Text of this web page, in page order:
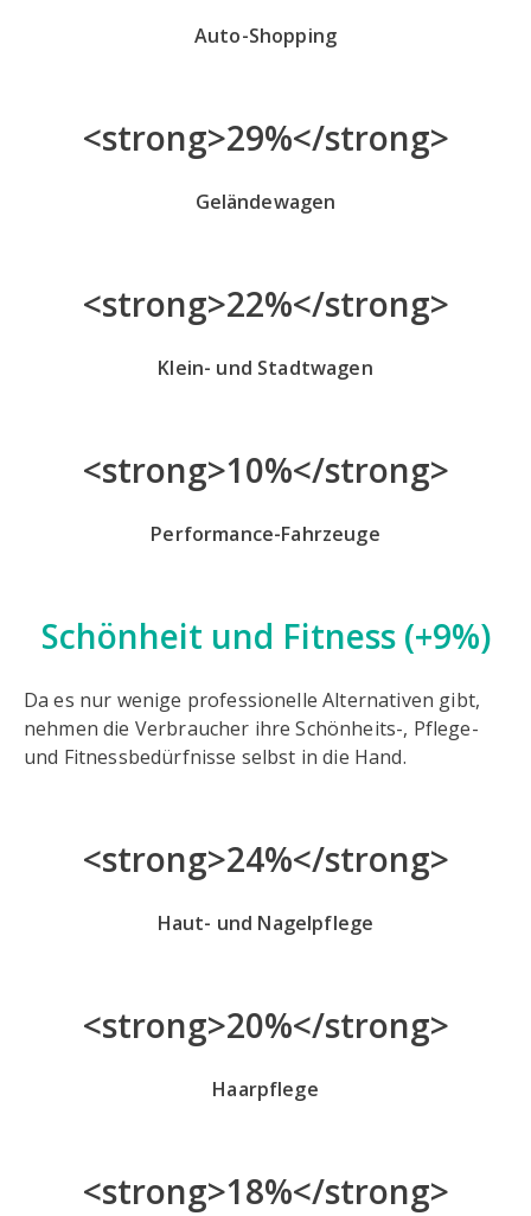
Auto-Shopping
<strong>29%</strong>
Geländewagen
<strong>22%</strong>
Klein- und Stadtwagen
<strong>10%</strong>
Performance-Fahrzeuge
Schönheit und Fitness (+9%)
Da es nur wenige professionelle Alternativen gibt,
nehmen die Verbraucher ihre Schönheits-, Pflege-
und Fitnessbedürfnisse selbst in die Hand.
<strong>24%</strong>
Haut- und Nagelpflege
<strong>20%</strong>
Haarpflege
<strong>18%</strong>